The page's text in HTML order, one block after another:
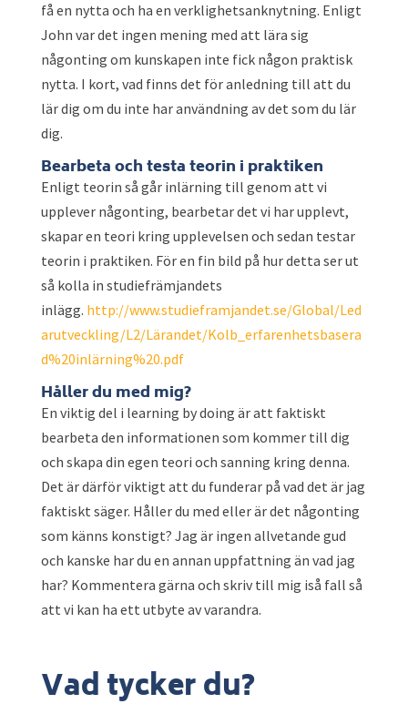
få en nytta och ha en verklighetsanknytning. Enligt
John var det ingen mening med att lära sig
någonting om kunskapen inte fick någon praktisk
nytta. I kort, vad finns det för anledning till att du
lär dig om du inte har användning av det som du lär
dig.
Bearbeta och testa teorin i praktiken
Enligt teorin så går inlärning till genom att vi
upplever någonting, bearbetar det vi har upplevt,
skapar en teori kring upplevelsen och sedan testar
teorin i praktiken. För en fin bild på hur detta ser ut
så kolla in studiefrämjandets
inlägg. http://www.studieframjandet.se/Global/Led
arutveckling/L2/Lärandet/Kolb_erfarenhetsbasera
d%20inlärning%20.pdf
Håller du med mig?
En viktig del i learning by doing är att faktiskt
bearbeta den informationen som kommer till dig
och skapa din egen teori och sanning kring denna.
Det är därför viktigt att du funderar på vad det är jag
faktiskt säger. Håller du med eller är det någonting
som känns konstigt? Jag är ingen allvetande gud
och kanske har du en annan uppfattning än vad jag
har? Kommentera gärna och skriv till mig iså fall så
att vi kan ha ett utbyte av varandra.
Vad tycker du?